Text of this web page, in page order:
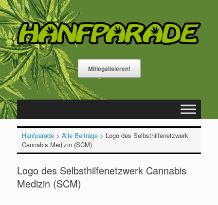
Zum
Inhalt
springen
Mitlegalisieren!
Hanfparade> Alle Beiträge> Logo des Selbsthilfenetzwerk
Cannabis Medizin (SCM)
Logo des Selbsthilfenetzwerk Cannabis
Medizin (SCM)